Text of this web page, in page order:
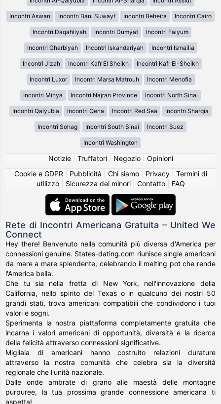
Incontri Aswan Incontri Bani Suwayf Incontri Beheira Incontri Cairo
Incontri Daqahliyah Incontri Dumyat Incontri Faiyum
Incontri Gharbiyah Incontri Iskandariyah Incontri Ismailia
Incontri Jizah Incontri Kafr El Sheikh Incontri Kafr El-Sheikh
Incontri Luxor Incontri Marsa Matrouh Incontri Menofia
Incontri Minya Incontri Najran Province Incontri North Sinai
Incontri Qalyubia Incontri Qena Incontri Red Sea Incontri Sharqia
Incontri Sohag Incontri South Sinai Incontri Suez
Incontri Washington
Notizie| Truffatori| Negozio| Opinioni
Cookie e GDPR
Pubblicità Chi siamo| Privacy| Termini di
utilizzo| Sicurezza dei minori| Contatto| FAQ
Rete di Incontri Americana Gratuita – United We
Connect
Hey there! Benvenuto nella comunità più diversa d'America per
connessioni genuine. States-dating.com riunisce single americani
da mare a mare splendente, celebrando il melting pot che rende
l'America bella.
Che tu sia nella fretta di New York, nell'innovazione della
California, nello spirito del Texas o in qualcuno dei nostri 50
grandi stati, trova americani compatibili che condividono i tuoi
valori e sogni.
Sperimenta la nostra piattaforma completamente gratuita che
incarna i valori americani di opportunità, diversità e la ricerca
della felicità attraverso connessioni significative.
Migliaia di americani hanno costruito relazioni durature
attraverso la nostra comunità che celebra sia la diversità
regionale che l'unità nazionale.
Dalle onde ambrate di grano alle maestà delle montagne
purpuree, la tua prossima grande connessione americana ti
aspetta!